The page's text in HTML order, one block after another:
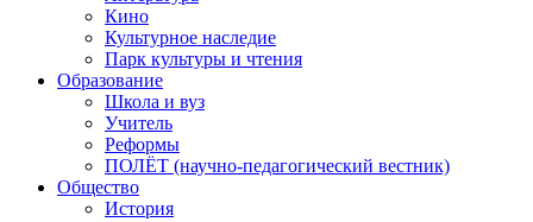
Кино
Культурное наследие
Парк культуры и чтения
Образование
Школа и вуз
Учитель
Реформы
ПОЛЁТ (научно-педагогический вестник)
Общество
История